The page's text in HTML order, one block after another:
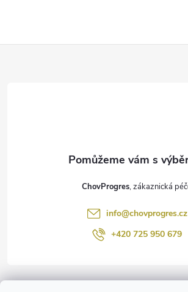
ChovProgres
info@chovprogres.cz
+420 725 950 679